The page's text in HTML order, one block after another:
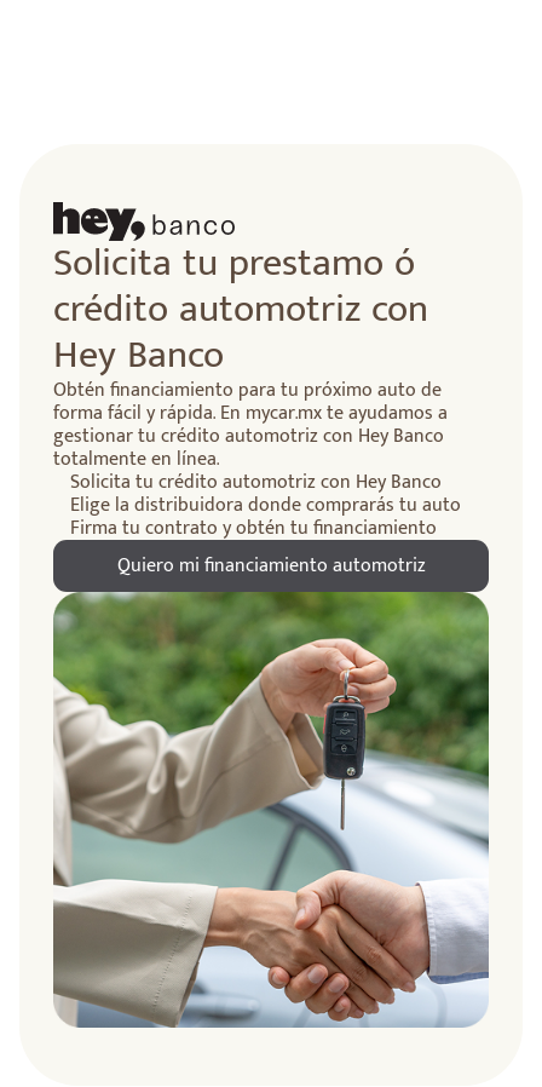
Solicita tu prestamo ó
crédito automotriz con
Hey Banco
Obtén financiamiento para tu próximo auto de
forma fácil y rápida. En mycar.mx te ayudamos a
gestionar tu crédito automotriz con Hey Banco
totalmente en línea.
Solicita tu crédito automotriz con Hey Banco
Elige la distribuidora donde comprarás tu auto
Firma tu contrato y obtén tu financiamiento
Quiero mi financiamiento automotriz